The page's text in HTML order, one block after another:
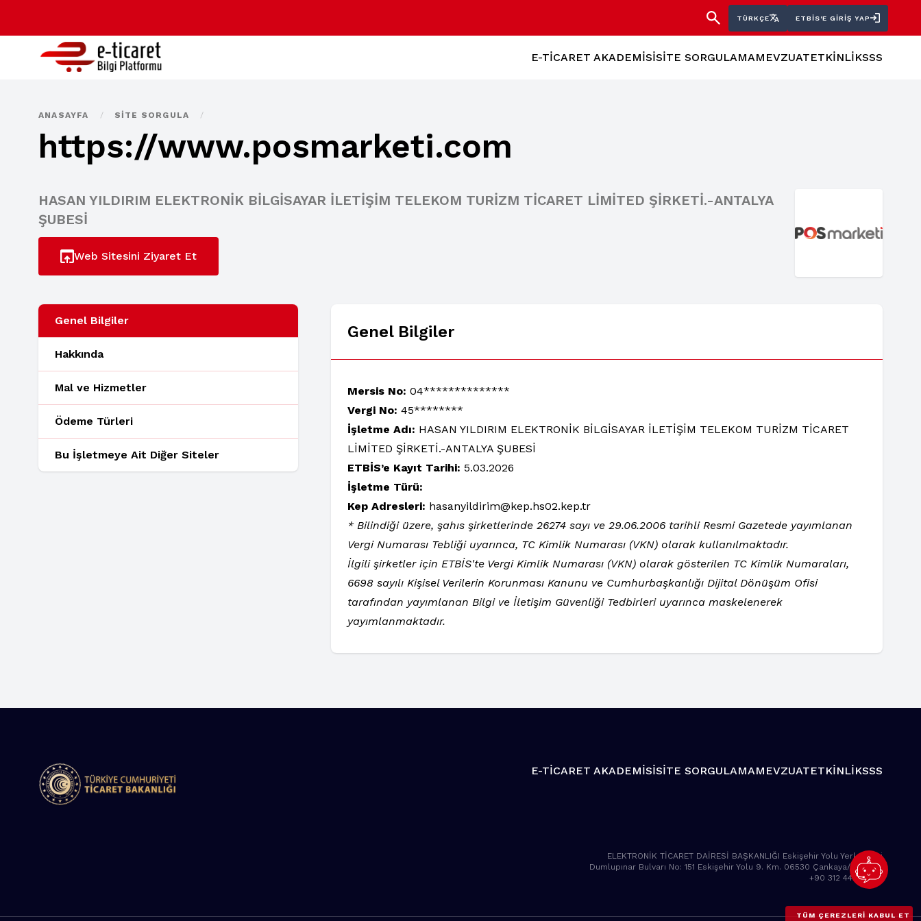
TÜRKÇE ETBİS'E GIRIŞ YAP
E-TİCARET AKADEMİSİSİTE SORGULAMAMEVZUATETKİNLİKSSS
ANASAYFA / SITE SORGULA /
https://www.posmarketi.com
HASAN YILDIRIM ELEKTRONİK BİLGİSAYAR İLETİŞİM TELEKOM TURİZM TİCARET LİMİTED ŞİRKETİ.-ANTALYA
ŞUBESİ
Web Sitesini Ziyaret Et
Genel Bilgiler
Hakkında
Mal ve Hizmetler
Ödeme Türleri
Bu İşletmeye Ait Diğer Siteler
Genel Bilgiler
Mersis No: 04**************
Vergi No: 45********
İşletme Adı: HASAN YILDIRIM ELEKTRONİK BİLGİSAYAR İLETİŞİM TELEKOM TURİZM TİCARET
LİMİTED ŞİRKETİ.-ANTALYA ŞUBESİ
ETBİS’e Kayıt Tarihi: 5.03.2026
İşletme Türü:
Kep Adresleri: hasanyildirim@kep.hs02.kep.tr
* Bilindiği üzere, şahıs şirketlerinde 26274 sayı ve 29.06.2006 tarihli Resmi Gazetede yayımlanan
Vergi Numarası Tebliği uyarınca, TC Kimlik Numarası (VKN) olarak kullanılmaktadır.
İlgili şirketler için ETBİS'te Vergi Kimlik Numarası (VKN) olarak gösterilen TC Kimlik Numaraları,
6698 sayılı Kişisel Verilerin Korunması Kanunu ve Cumhurbaşkanlığı Dijital Dönüşüm Ofisi
tarafından yayımlanan Bilgi ve İletişim Güvenliği Tedbirleri uyarınca maskelenerek
yayımlanmaktadır.
E-TİCARET AKADEMİSİSİTE SORGULAMAMEVZUATETKİNLİKSSS
ELEKTRONİK TİCARET DAİRESİ BAŞKANLIĞI Eskişehir Yolu Yerleşkesi
Dumlupınar Bulvarı No: 151 Eskişehir Yolu 9. Km. 06530 Çankaya/ANKARA
+90 312 449 10 00
TÜM ÇEREZLERI KABUL ET